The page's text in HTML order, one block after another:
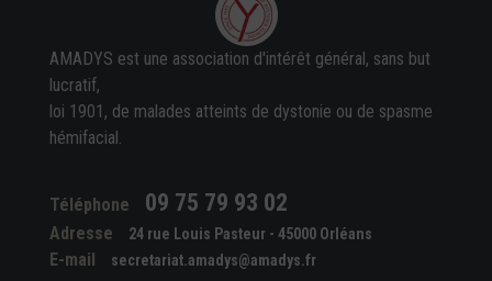
AMADYS est une association d'intérêt général, sans but
lucratif,
loi 1901, de malades atteints de dystonie ou de spasme
hémifacial.
Téléphone 09 75 79 93 02
Adresse 24 rue Louis Pasteur - 45000 Orléans
E-mail secretariat.amadys@amadys.fr